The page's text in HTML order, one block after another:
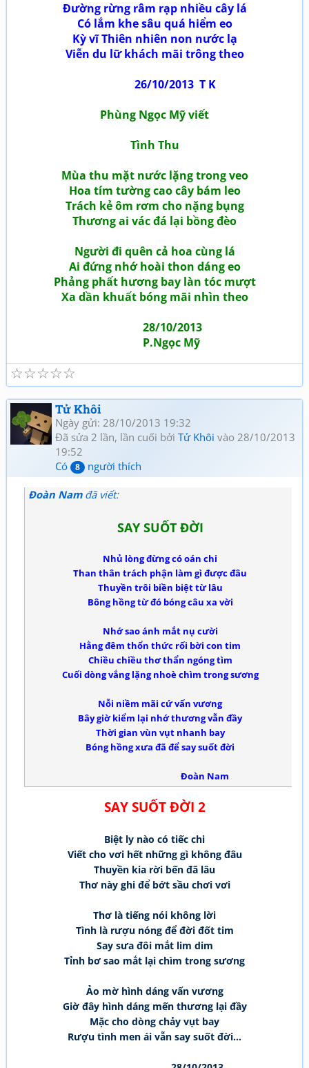
Đường rừng râm rạp nhiều cây lá
Có lắm khe sâu quá hiểm eo
Kỳ vĩ Thiên nhiên non nước lạ
Viễn du lữ khách mãi trông theo
26/10/2013 T K
Phùng Ngọc Mỹ viết
Tình Thu
Mùa thu mặt nước lặng trong veo
Hoa tím tường cao cây bám leo
Trách kẻ ôm rơm cho nặng bụng
Thương ai vác đá lại bồng đèo
Người đi quên cả hoa cùng lá
Ai đứng nhớ hoài thon dáng eo
Phảng phất hương bay làn tóc mượt
Xa dần khuất bóng mãi nhìn theo
28/10/2013
P.Ngọc Mỹ
☆
☆
☆
☆
☆
Tử Khôi
Ngày gửi: 28/10/2013 19:32
Đã sửa 2 lần, lần cuối bởi Tử Khôi vào 28/10/2013
19:52
Có
8 người thích
Đoàn Namđã viết:
SAY SUỐT ĐỜI
Nhủ lòng đừng có oán chi
Than thân trách phận làm gì được đâu
Thuyền trôi biền biệt từ lâu
Bông hồng từ đó bóng câu xa vời
Nhớ sao ánh mắt nụ cười
Hằng đêm thổn thức rối bời con tim
Chiều chiều thơ thẩn ngóng tìm
Cuối dòng vắng lặng nhoè chìm trong sương
Nỗi niềm mãi cứ vấn vương
Bây giờ kiểm lại nhớ thương vẫn đầy
Thời gian vùn vụt nhanh bay
Bóng hồng xưa đã để say suốt đời
Đoàn Nam
SAY SUỐT ĐỜI 2
Biệt ly nào có tiếc chi
Viết cho vơi hết những gì không đâu
Thuyền kia rời bến đã lâu
Thơ này ghi để bớt sầu chơi vơi
Thơ là tiếng nói không lời
Tình là rượu nóng để đời đốt tim
Say sưa đôi mắt lim dim
Tỉnh bơ sao mắt lại chìm trong sương
Ảo mờ hình dáng vấn vương
Giờ đây hình dáng mến thương lại đầy
Mặc cho dòng chảy vụt bay
Rượu tình men ái vẫn say suốt đời...